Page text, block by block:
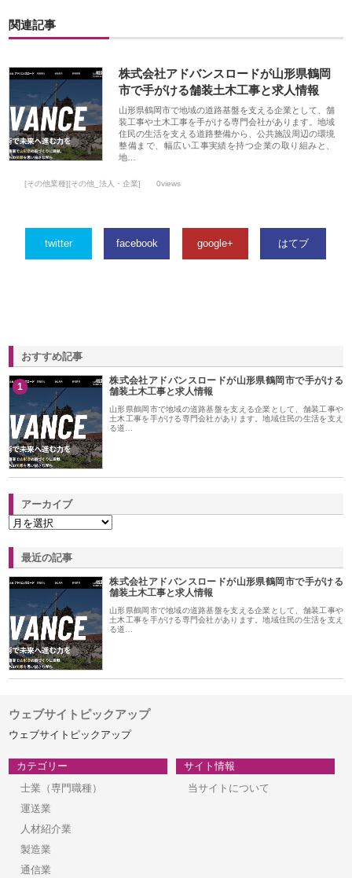
関連記事
株式会社アドバンスロードが山形県鶴岡
市で手がける舗装土木工事と求人情報
山形県鶴岡市で地域の道路基盤を支える企業として、舗
装工事や土木工事を手がける専門会社があります。地域
住民の生活を支える道路整備から、公共施設周辺の環境
整備まで、幅広い工事実績を持つ企業の取り組みと、
地…
[その他業種][その他_法人・企業] 0views
twitter facebook google+ はてブ
おすすめ記事
1
株式会社アドバンスロードが山形県鶴岡市で手がける
舗装土木工事と求人情報
山形県鶴岡市で地域の道路基盤を支える企業として、舗装工事や
土木工事を手がける専門会社があります。地域住民の生活を支え
る道…
アーカイブ
最近の記事
株式会社アドバンスロードが山形県鶴岡市で手がける
舗装土木工事と求人情報
山形県鶴岡市で地域の道路基盤を支える企業として、舗装工事や
土木工事を手がける専門会社があります。地域住民の生活を支え
る道…
ウェブサイトピックアップ
ウェブサイトピックアップ
カテゴリー
士業（専門職種）
運送業
人材紹介業
製造業
通信業
サイト情報
当サイトについて